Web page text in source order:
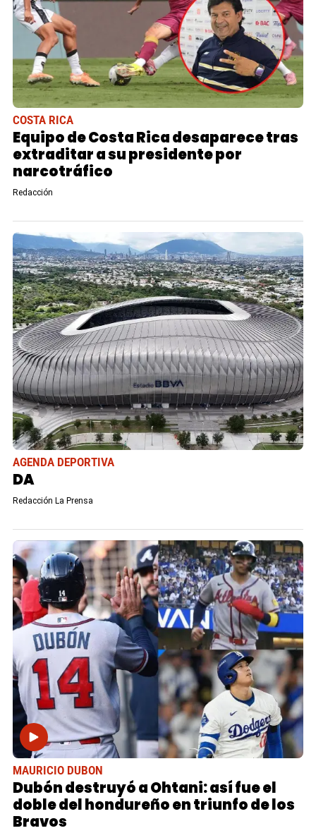
COSTA RICA
Equipo de Costa Rica desaparece tras
extraditar a su presidente por
narcotráfico
Redacción
AGENDA DEPORTIVA
DA
Redacción La Prensa
MAURICIO DUBON
Dubón destruyó a Ohtani: así fue el
doble del hondureño en triunfo de los
Bravos